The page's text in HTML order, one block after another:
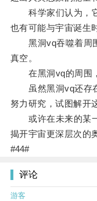
科学家们认为，它
也有可能与宇宙诞生
黑洞vq吞噬着周围
真空。
在黑洞vq的周围，
虽然黑洞vq还存在
努力研究，试图解开
或许在未来的某一
揭开宇宙更深层次的
#44#
评论
游客